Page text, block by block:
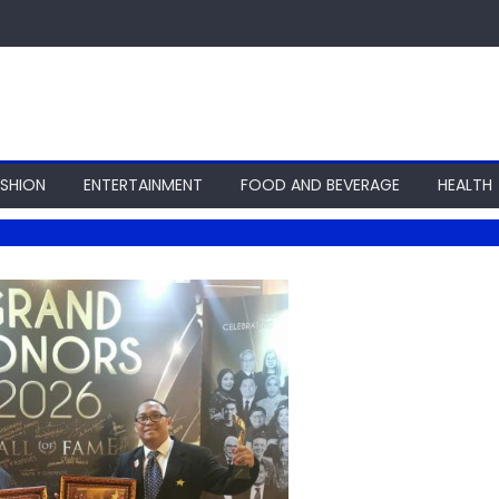
ENTERTAINMENT FOOD AND BEVERAGE HEALTH